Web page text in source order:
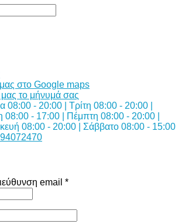
μας στο Google maps
μας το μήνυμά σας
08:00 - 20:00 | Τρίτη 08:00 - 20:00 |
08:00 - 17:00 | Πέμπτη 08:00 - 20:00 |
08:00 - 20:00 | Σάββατο 08:00 - 15:00
email *